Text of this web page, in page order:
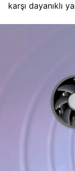
karşı dayanıklı